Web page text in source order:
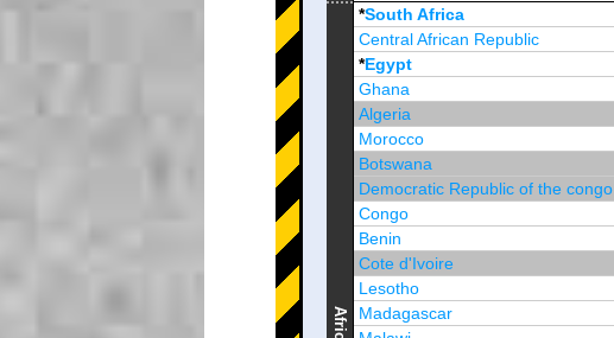
Brunei Darussalam
Africa
*South Africa
Central African Republic
*Egypt
Ghana
Algeria
Morocco
Botswana
Democratic Republic of the congo
Congo
Benin
Cote d'Ivoire
Lesotho
Madagascar